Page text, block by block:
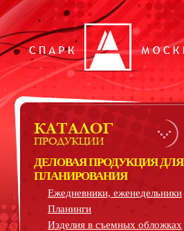
ДЕЛОВАЯ ПРОДУКЦИЯ ДЛЯ
ПЛАНИРОВАНИЯ
Ежедневники, еженедельники
Планинги
Изделия в съемных обложках